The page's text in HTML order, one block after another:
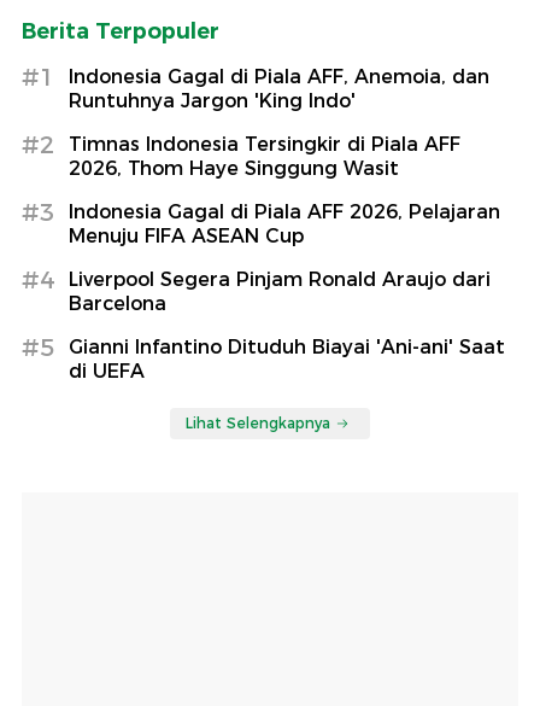
Berita Terpopuler
#1
Indonesia Gagal di Piala AFF, Anemoia, dan
Runtuhnya Jargon 'King Indo'
#2
Timnas Indonesia Tersingkir di Piala AFF
2026, Thom Haye Singgung Wasit
#3
Indonesia Gagal di Piala AFF 2026, Pelajaran
Menuju FIFA ASEAN Cup
#4
Liverpool Segera Pinjam Ronald Araujo dari
Barcelona
#5
Gianni Infantino Dituduh Biayai 'Ani-ani' Saat
di UEFA
Lihat Selengkapnya